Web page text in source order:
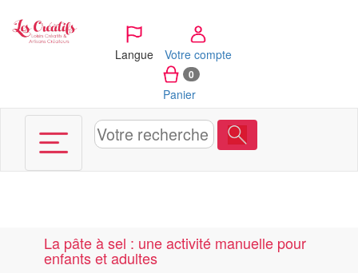
Langue Votre compte
0
Panier
La pâte à sel : une activité manuelle pour
enfants et adultes